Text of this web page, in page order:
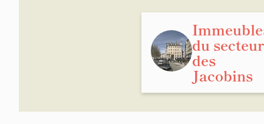
du secteur
des
Jacobins